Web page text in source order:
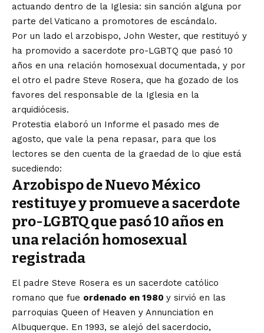
actuando dentro de la Iglesia: sin sanción alguna por
parte del Vaticano a promotores de escándalo.
Por un lado el arzobispo, John Wester, que restituyó y
ha promovido a sacerdote pro-LGBTQ que pasó 10
años en una relación homosexual documentada, y por
el otro el padre Steve Rosera, que ha gozado de los
favores del responsable de la Iglesia en la
arquidiócesis.
Protestia elaboró un Informe el pasado mes de
agosto, que vale la pena repasar, para que los
lectores se den cuenta de la graedad de lo qiue está
sucediendo:
Arzobispo de Nuevo México
restituye y promueve a sacerdote
pro-LGBTQ que pasó 10 años en
una relación homosexual
registrada
El padre Steve Rosera es un sacerdote católico
romano que fue ordenado en 1980 y sirvió en las
parroquias Queen of Heaven y Annunciation en
Albuquerque. En 1993, se alejó del sacerdocio,